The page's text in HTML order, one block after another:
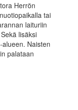
Herrön
tai
laituriin
lisäksi
alueen. Naisten
palataan